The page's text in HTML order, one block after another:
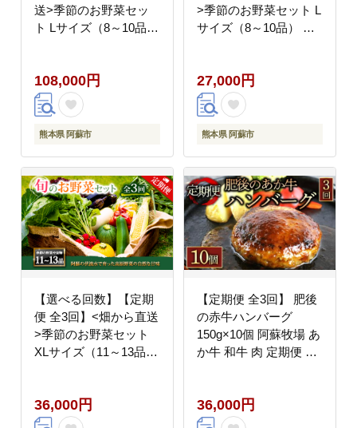
送>季節のお野菜セッ
ト Lサイズ（8～10品）
地直送 毎月 採れたて
朝採れ みずみずしい 甘
い 美味しい 人気 安心
安全 おすすめ お中元
108,000円
熊本県 阿蘇市
>季節のお野菜セット L
サイズ（8～10品） 詰
地直送 毎月 採れたて
朝採れ みずみずしい 甘
い 美味しい 人気 安心
安全 おすすめ お中元
27,000円
熊本県 阿蘇市
【選べる回数】【定期
便 全3回】<畑から直送
>季節のお野菜セット
XLサイズ（11～13品）
地直送 毎月 採れたて
朝採れ みずみずしい 甘
36,000円
【定期便 全3回】 肥後
の赤牛ハンバーグ
150g×10個 阿蘇牧場 あ
か牛 和牛 肉 定期便 国
ハンバーグ ジューシー
熊本 阿蘇
36,000円